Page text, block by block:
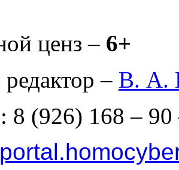
ценз – 6+
– В. А.
8 (926) 168 – 90